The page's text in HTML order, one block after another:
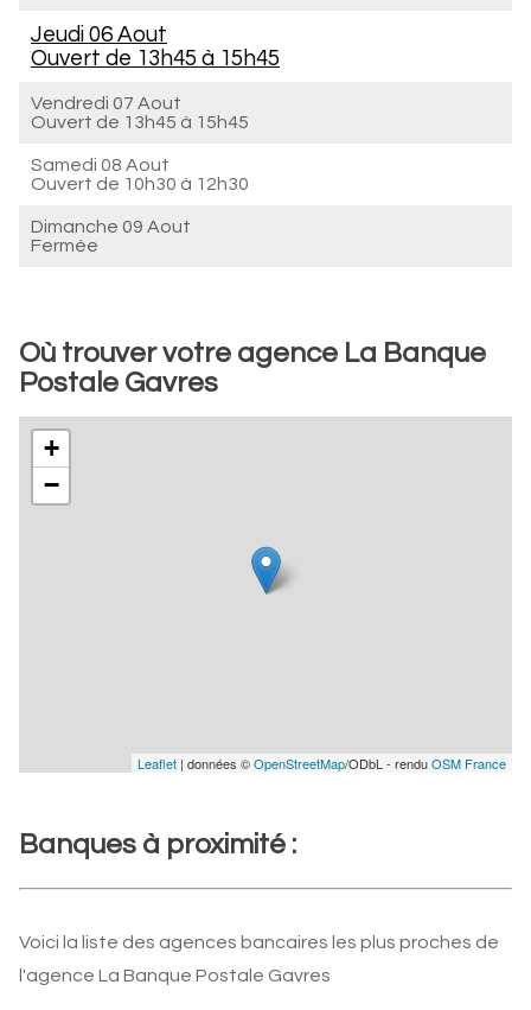
Jeudi 06 Aout
Ouvert de 13h45 à 15h45
Vendredi 07 Aout
Ouvert de 13h45 à 15h45
Samedi 08 Aout
Ouvert de 10h30 à 12h30
Dimanche 09 Aout
Fermée
Où trouver votre agence La Banque
Postale Gavres
+
−
Leaflet | données ©OpenStreetMap/ODbL - renduOSM France
Banques à proximité :
Voici la liste des agences bancaires les plus proches de
l'agence La Banque Postale Gavres